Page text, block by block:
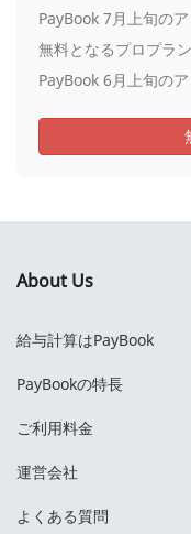
PayBook 7月上旬の
無料となるプロプラ
PayBook 6月上旬の
About Us
給与計算はPayBook
PayBookの特長
ご利用料金
運営会社
よくある質問